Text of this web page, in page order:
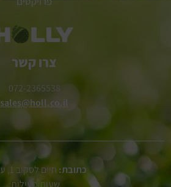
צרו קשר
072-2365538
sales@holl.co.il
כתובת: חיים לסקוב 1, עפולה
שעות פעילות: